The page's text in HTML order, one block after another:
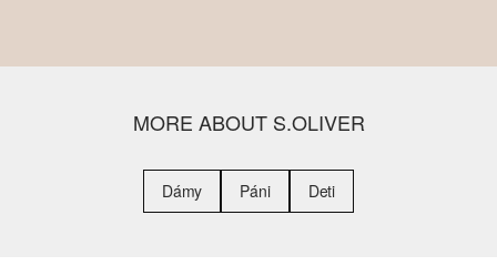
MORE ABOUT S.OLIVER
Dámy Páni Deti